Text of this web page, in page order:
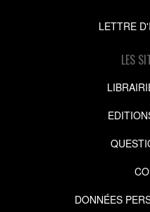
LETTRE
LES
DONNÉES